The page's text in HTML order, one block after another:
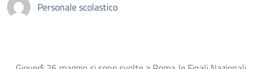
Personale scolastico